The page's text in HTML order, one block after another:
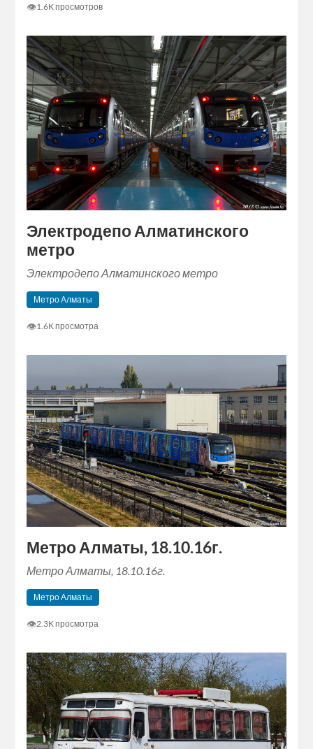
👁1.6K просмотров
Электродепо Алматинского
метро
Электродепо Алматинского метро
Метро Алматы
👁1.6K просмотра
Метро Алматы, 18.10.16г.
Метро Алматы, 18.10.16г.
Метро Алматы
👁2.3K просмотра